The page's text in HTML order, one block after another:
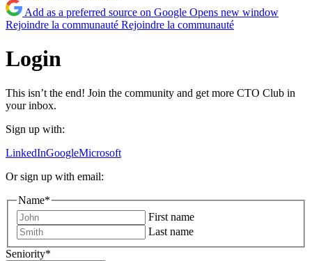
Add as a preferred source on Google Opens new window
Rejoindre la communauté Rejoindre la communauté
Login
This isn’t the end! Join the community and get more CTO Club in
your inbox.
Sign up with:
LinkedInGoogleMicrosoft
Or sign up with email:
Name*
First name
Last name
Seniority*